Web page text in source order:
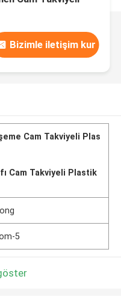
Bizimle iletişim kur
Cam Takviyeli Plas
Cam Takviyeli Plastik
5